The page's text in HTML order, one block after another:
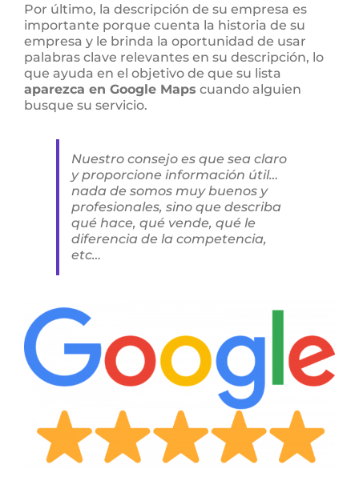
Por último, la descripción de su empresa es
importante porque cuenta la historia de su
empresa y le brinda la oportunidad de usar
palabras clave relevantes en su descripción, lo
que ayuda en el objetivo de que su lista
aparezca en Google Maps cuando alguien
busque su servicio.
Nuestro consejo es que sea claro
y proporcione información útil…
nada de somos muy buenos y
profesionales, sino que describa
qué hace, qué vende, qué le
diferencia de la competencia,
etc…